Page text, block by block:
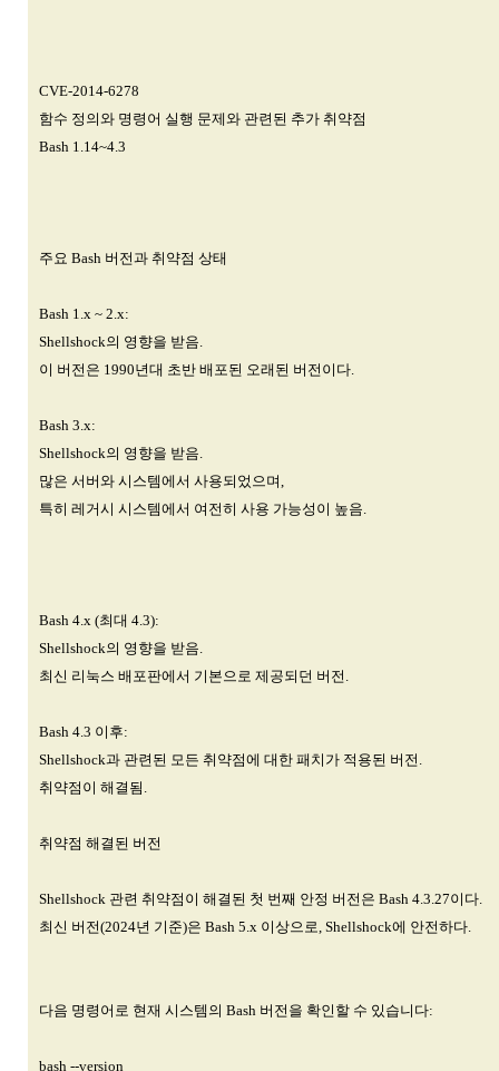
CVE-2014-6278
함수 정의와 명령어 실행 문제와 관련된 추가 취약점
Bash 1.14~4.3
주요 Bash 버전과 취약점 상태
Bash 1.x ~ 2.x:
Shellshock의 영향을 받음.
이 버전은 1990년대 초반 배포된 오래된 버전이다.
Bash 3.x:
Shellshock의 영향을 받음.
많은 서버와 시스템에서 사용되었으며,
특히 레거시 시스템에서 여전히 사용 가능성이 높음.
Bash 4.x (최대 4.3):
Shellshock의 영향을 받음.
최신 리눅스 배포판에서 기본으로 제공되던 버전.
Bash 4.3 이후:
Shellshock과 관련된 모든 취약점에 대한 패치가 적용된 버전.
취약점이 해결됨.
취약점 해결된 버전
Shellshock 관련 취약점이 해결된 첫 번째 안정 버전은 Bash 4.3.27이다.
최신 버전(2024년 기준)은 Bash 5.x 이상으로, Shellshock에 안전하다.
다음 명령어로 현재 시스템의 Bash 버전을 확인할 수 있습니다:
bash --version